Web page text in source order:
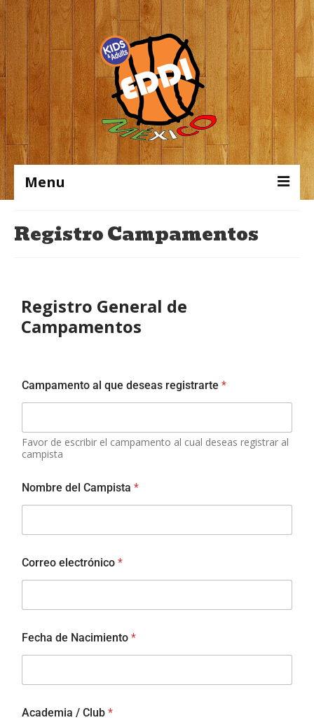
Menu
Campamentos
Cursos En Linea
Galeria
Registro Campamentos
Registro General de
Campamentos
Campamento al que deseas registrarte *
Favor de escribir el campamento al cual deseas registrar al
campista
Nombre del Campista *
Correo electrónico *
Fecha de Nacimiento *
Academia / Club *